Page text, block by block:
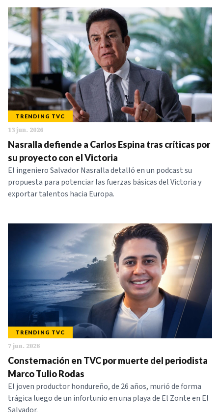
Periodo:
IR
NOTICIAS
SERIES
TRENDING TVC
13 jun. 2026
Nasralla defiende a Carlos Espina tras críticas por
su proyecto con el Victoria
El ingeniero Salvador Nasralla detalló en un podcast su
propuesta para potenciar las fuerzas básicas del Victoria y
exportar talentos hacia Europa.
TRENDING TVC
7 jun. 2026
Consternación en TVC por muerte del periodista
Marco Tulio Rodas
El joven productor hondureño, de 26 años, murió de forma
trágica luego de un infortunio en una playa de El Zonte en El